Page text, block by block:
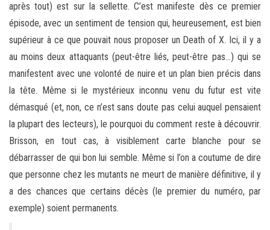
après tout) est sur la sellette. C’est manifeste dès ce premier
épisode, avec un sentiment de tension qui, heureusement, est bien
supérieur à ce que pouvait nous proposer un Death of X. Ici, il y a
au moins deux attaquants (peut-être liés, peut-être pas…) qui se
manifestent avec une volonté de nuire et un plan bien précis dans
la tête. Même si le mystérieux inconnu venu du futur est vite
démasqué (et, non, ce n’est sans doute pas celui auquel pensaient
la plupart des lecteurs), le pourquoi du comment reste à découvrir.
Brisson, en tout cas, à visiblement carte blanche pour se
débarrasser de qui bon lui semble. Même si l’on a coutume de dire
que personne chez les mutants ne meurt de manière définitive, il y
a des chances que certains décès (le premier du numéro, par
exemple) soient permanents.